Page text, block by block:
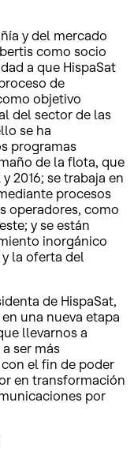
y del mercado
como socio
a que HispaSat
de
objetivo
del sector de las
se ha
programas
de la flota, que
2016; se trabaja en
procesos
operadores, como
y se están
inorgánico
la oferta del
de HispaSat,
una nueva etapa
llevarnos a
ser más
el fin de poder
en transformación
por